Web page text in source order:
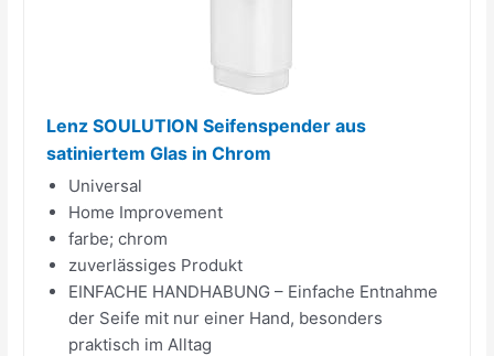
Lenz SOULUTION Seifenspender aus
satiniertem Glas in Chrom
Universal
Home Improvement
farbe; chrom
zuverlässiges Produkt
EINFACHE HANDHABUNG – Einfache Entnahme
der Seife mit nur einer Hand, besonders
praktisch im Alltag